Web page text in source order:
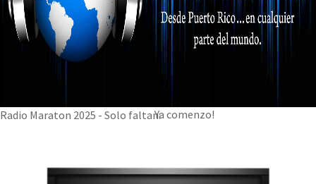
Radio Maraton 2025 - Solo faltan:Ya comenzo!